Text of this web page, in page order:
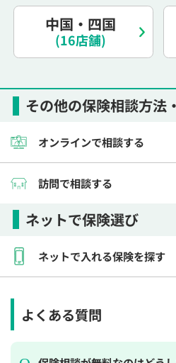
（オン
0120-
平日 / 土日祝日 10:00〜
翌営業日のご連
その他の保険相談方法
オンラインで相談する
訪問で相談する
ネットで保険選び
ネットで入れる保険を探す
中国・四国
(16店舗)
よくある質問